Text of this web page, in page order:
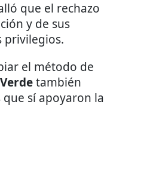
que el rechazo
y de sus
privilegios.
el método de
Verdetambién
que sí apoyaron la